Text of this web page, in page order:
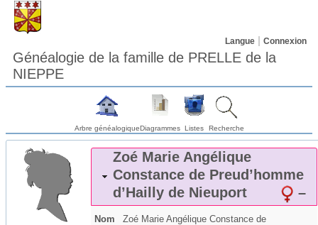
Langue Connexion
Généalogie de la famille de PRELLE de la
NIEPPE
Arbre généalogiqueDiagrammes Listes Recherche
Zoé Marie Angélique
Constance de Preud’homme
d’Hailly de Nieuport
–
Nom Zoé Marie Angélique Constance de